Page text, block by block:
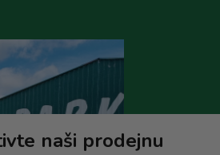
naši prodejnu